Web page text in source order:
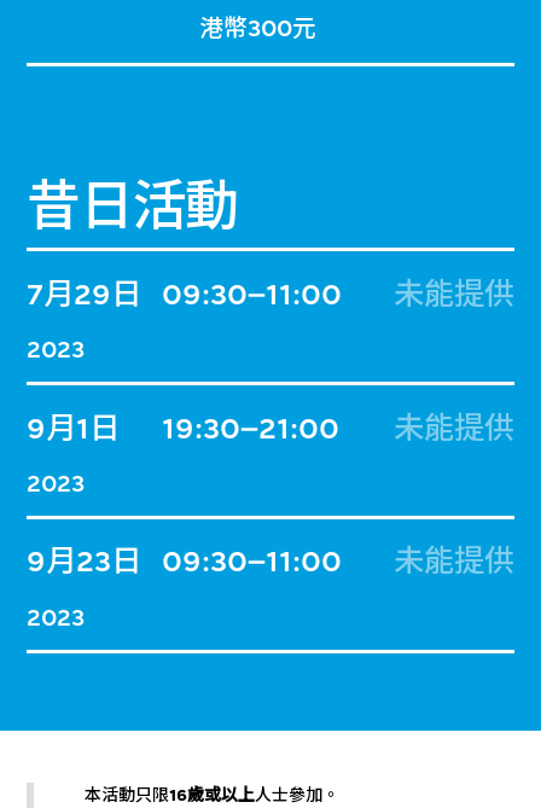
港幣300元
昔日活動
7月29日
2023
09:30–11:00 未能提供
9月1日
2023
19:30–21:00 未能提供
9月23日
2023
09:30–11:00 未能提供
本活動只限16歲或以上人士參加。